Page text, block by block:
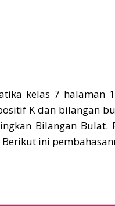
kelas 7 halaman
K dan bilangan
Bilangan Bulat.
Berikut ini